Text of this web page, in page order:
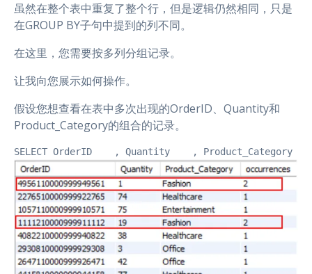
虽然在整个表中重复了整个行，但是逻辑仍然相同，只是
在GROUP BY子句中提到的列不同。
在这里，您需要按多列分组记录。
让我向您展示如何操作。
假设您想查看在表中多次出现的OrderID、Quantity和
Product_Category的组合的记录。
SELECT OrderID    , Quantity    , Product_Category    ,